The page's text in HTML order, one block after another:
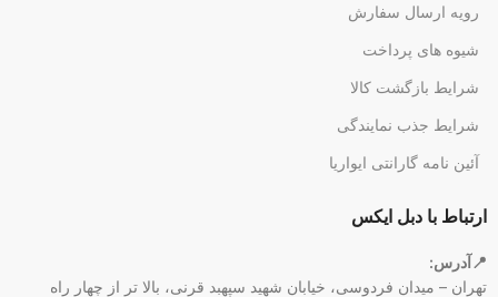
رویه ارسال سفارش
شیوه های پرداخت
شرایط بازگشت کالا
شرایط جذب نمایندگی
آئین نامه گارانتی ایواریا
ارتباط با دبل ایکس
📍آدرس:
تهران – میدان فردوسی، خیابان شهید سپهبد قرنی، بالا تر از چهار راه